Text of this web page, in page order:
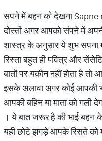
सपने में बहन को देखना
दोस्तों अगर आपको संपने में अपनी
शास्त्र के अनुसार ये शुभ सपना
रिस्ता बहुत ही पवित्र और
बातों पर यकीन नहीं होता है
इसके अलावा अगर कोई आपकी
आपकी बहिन या माता को गली
। ये बात जरूर है की भाई बहन
यही छोटे झगड़े आपके रिसते को